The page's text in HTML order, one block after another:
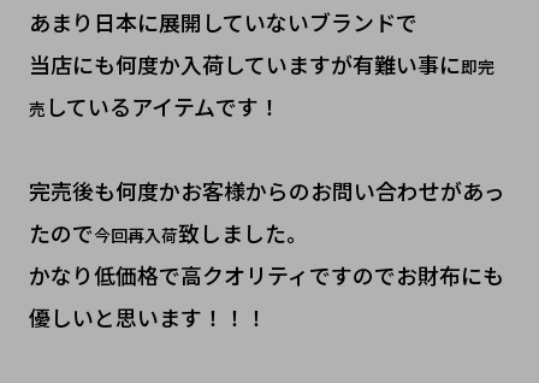
あまり日本に展開していないブランドで
当店にも何度か入荷していますが有難い事に即完
売 しているアイテムです！
完売後も何度かお客様からのお問い合わせがあっ
たので今回再入荷致しました。
かなり低価格で高クオリティですのでお財布にも
優しいと思います！！！